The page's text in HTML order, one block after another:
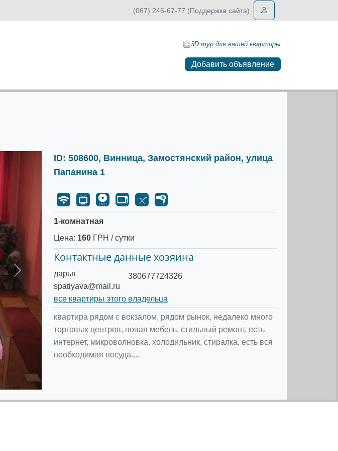
(067) 246-67-77 (Поддержка сайта)
3D тур для вашей квартиры
Добавить объявление
Следующее
ID: 508600, Винница, Замостянский район, улица
Папанина 1
1-комнатная
Цена: 160ГРН / сутки
Контактные данные хозяина
дарья
spatiyava@mail.ru
380677724326
все квартиры этого владельца
квартира рядом с вокзалом, рядом рынок, недалеко много
торговых центров, новая мебель, стильный ремонт, есть
интернет, микроволновка, холодильник, стиралка, есть вся
необходимая посуда....